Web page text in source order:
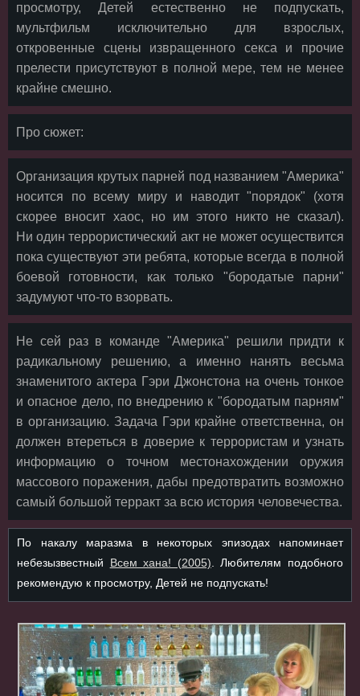
просмотру, Детей естественно не подпускать,
мультфильм исключительно для взрослых,
откровенные сцены извращенного секса и прочие
прелести присутствуют в полной мере, тем не менее
крайне смешно.
Про сюжет:
Организация крутых парней под названием "Америка"
носится по всему миру и наводит "порядок" (хотя
скорее вносит хаос, но им этого никто не сказал).
Ни один террористический акт не может осуществится
пока существуют эти ребята, которые всегда в полной
боевой готовности, как только "бородатые парни"
задумуют что-то взорвать.
Не сей раз в команде "Америка" решили придти к
радикальному решению, а именно нанять весьма
знаменитого актера Гэри Джонстона на очень тонкое
и опасное дело, по внедрению к "бородатым парням"
в организацию. Задача Гэри крайне ответственна, он
должен втереться в доверие к террористам и узнать
информацию о точном местонахождении оружия
массового поражения, дабы предотвратить возможно
самый большой терракт за всю история человечества.
По накалу маразма в некоторых эпизодах напоминает
небезызвестный Всем хана! (2005) . Любителям подобного
рекомендую к просмотру, Детей не подпускать!